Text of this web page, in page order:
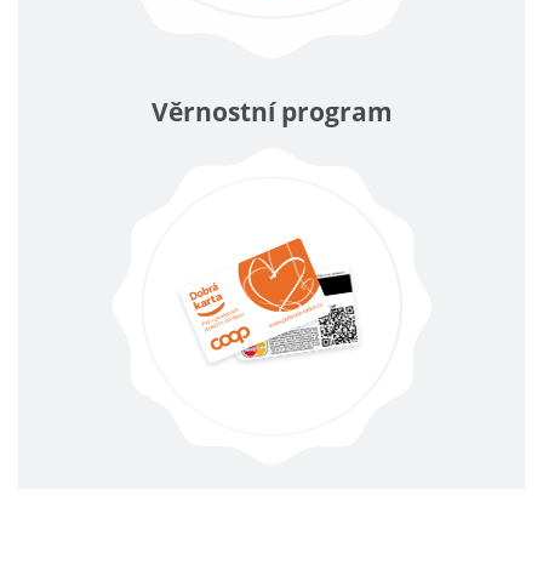
Věrnostní program